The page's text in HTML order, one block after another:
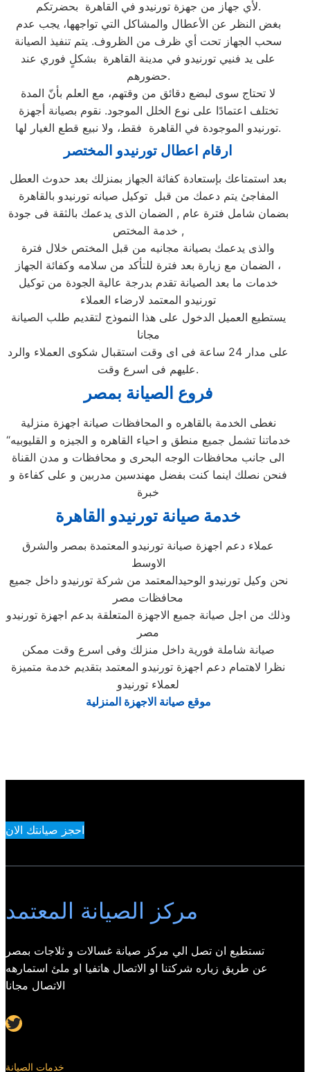
لأي جهاز من جهزة تورنيدو في القاهرة بحضرتكم.
بغض النظر عن الأعطال والمشاكل التي تواجهها، يجب عدم
سحب الجهاز تحت أي ظرف من الظروف. يتم تنفيذ الصيانة
على يد فنيي تورنيدو في مدينة القاهرة بشكلٍ فوري عند
حضورهم.
لا تحتاج سوى لبضع دقائق من وقتهم، مع العلم بأنّ المدة
تختلف اعتمادًا على نوع الخلل الموجود. نقوم بصيانة أجهزة
تورنيدو الموجودة في القاهرة فقط، ولا نبيع قطع الغيار لها.
ارقام اعطال تورنيدو المختصر
بعد استمتاعك بإستعادة كفائة الجهاز بمنزلك بعد حدوث العطل
المفاجئ يتم دعمك من قبل توكيل صيانه تورنيدو بالقاهرة
بضمان شامل فترة عام , الضمان الذى يدعمك بالثقة فى جودة
خدمة المختص ,
والذى يدعمك بصيانة مجانيه من قبل المختص خلال فترة
الضمان مع زيارة بعد فترة للتأكد من سلامه وكفائة الجهاز ،
خدمات ما بعد الصيانة تقدم بدرجة عالية الجودة من توكيل
تورنيدو المعتمد لارضاء العملاء
يستطيع العميل الدخول على هذا النموذج لتقديم طلب الصيانة
مجانا
على مدار 24 ساعة فى اى وقت استقبال شكوى العملاء والرد
عليهم فى اسرع وقت.
فروع الصيانة بمصر
نغطى الخدمة بالقاهره و المحافظات صيانة اجهزة منزلية
“خدماتنا تشمل جميع منطق و احياء القاهره و الجيزه و القليوبيه
الى جانب محافظات الوجه البحرى و محافظات و مدن القناة
فنحن نصلك اينما كنت بفضل مهندسين مدربين و على كفاءة و
خبرة
خدمة صيانة تورنيدو القاهرة
عملاء دعم اجهزة صيانة تورنيدو المعتمدة بمصر والشرق
الاوسط
نحن وكيل تورنيدو الوحيدالمعتمد من شركة تورنيدو داخل جميع
محافظات مصر
وذلك من اجل صيانة جميع الاجهزة المتعلقة بدعم اجهزة تورنيدو
مصر
صيانة شاملة فورية داخل منزلك وفى اسرع وقت ممكن
نظرا لاهتمام دعم اجهزة تورنيدو المعتمد بتقديم خدمة متميزة
لعملاء تورنيدو
موقع صيانة الاجهزة المنزلية
احجز صيانتك الان
مركز الصيانة المعتمد
تستطيع ان تصل الي مركز صيانة غسالات و ثلاجات بمصر
عن طريق زياره شركتنا او الاتصال هاتفيا او ملئ استمارهه
الاتصال مجانا
Twitter
خدمات الصيانة